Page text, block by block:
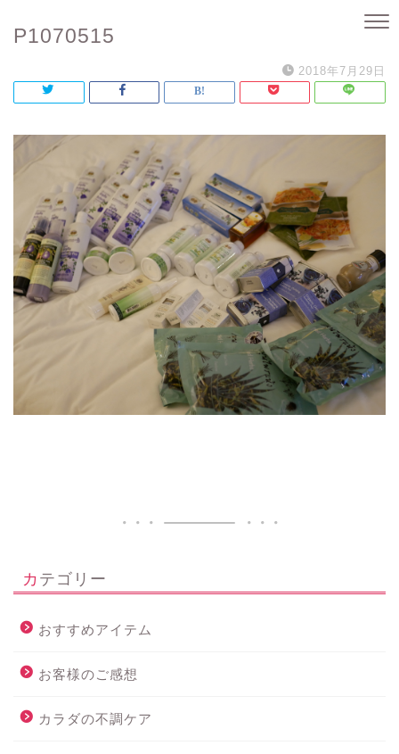
P1070515
2018年7月29日
カテゴリー
おすすめアイテム
お客様のご感想
カラダの不調ケア